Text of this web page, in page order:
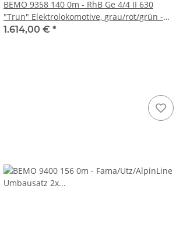
BEMO 9358 140 0m - RhB Ge 4/4 II 630
"Trun" Elektrolokomotive, grau/rot/grün -
"100 Jahre Chur-Disentis" - DIGITAL mit
1.614,00 € *